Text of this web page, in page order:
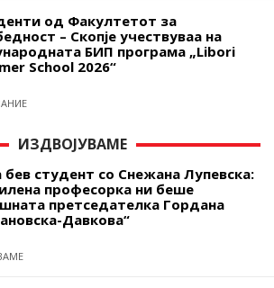
од Факултетот за
– Скопје учествуваа на
БИП програма „Libori
School 2026“
ИЗДВОЈУВАМЕ
бев студент со Снежана Лупевска:
професорка ни беше
претседателка Гордана
Давкова“